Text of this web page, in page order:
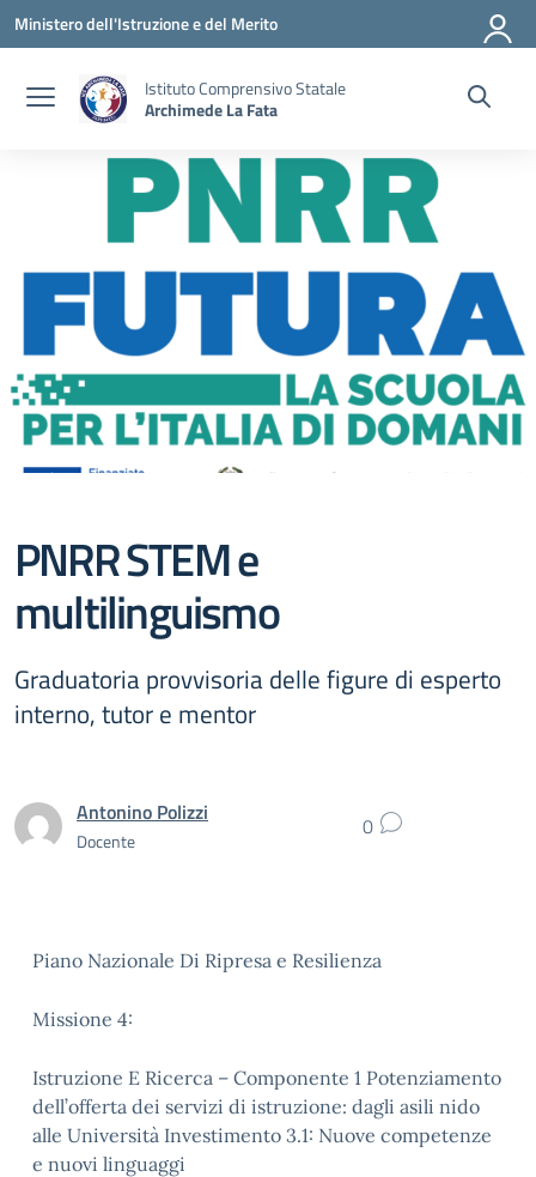
Vai ai contenuti
Vai al menu di navigazione
Vai al footer
Ministero dell'Istruzione e del Merito
Istituto Comprensivo Statale
Archimede La Fata
PNRR STEM e
multilinguismo
Graduatoria provvisoria delle figure di esperto
interno, tutor e mentor
Antonino Polizzi
Docente 0
Piano Nazionale Di Ripresa e Resilienza
Missione 4:
Istruzione E Ricerca – Componente 1 Potenziamento
dell’offerta dei servizi di istruzione: dagli asili nido
alle Università Investimento 3.1: Nuove competenze
e nuovi linguaggi